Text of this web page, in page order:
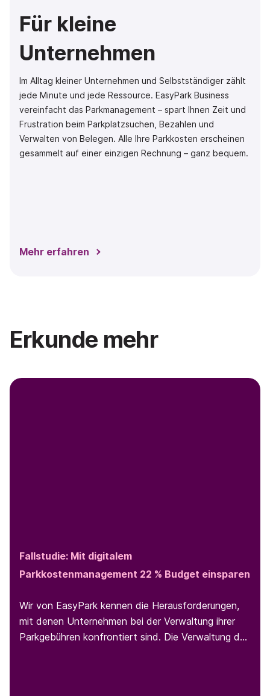
Für kleine
Unternehmen
Im Alltag kleiner Unternehmen und Selbstständiger zählt
jede Minute und jede Ressource. EasyPark Business
vereinfacht das Parkmanagement – spart Ihnen Zeit und
Frustration beim Parkplatzsuchen, Bezahlen und
Verwalten von Belegen. Alle Ihre Parkkosten erscheinen
gesammelt auf einer einzigen Rechnung – ganz bequem.
Mehr erfahren
Erkunde mehr
Fallstudie: Mit digitalem
Parkkostenmanagement 22 % Budget einsparen
Wir von EasyPark kennen die Herausforderungen,
mit denen Unternehmen bei der Verwaltung ihrer
Parkgebühren konfrontiert sind. Die Verwaltung der